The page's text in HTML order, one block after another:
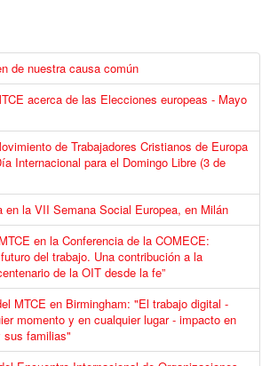
de nuestra causa común
acerca de las Elecciones europeas - Mayo
de Trabajadores Cristianos de Europa
Internacional para el Domingo Libre (3 de
en la VII Semana Social Europea, en Milán
en la Conferencia de la COMECE:
del trabajo. Una contribución a la
de la OIT desde la fe”
MTCE en Birmingham: "El trabajo digital -
momento y en cualquier lugar - impacto en
sus familias"